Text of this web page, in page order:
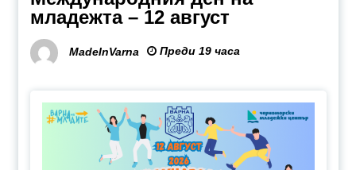
младежта – 12 август
MadeInVarna Преди 19 часа